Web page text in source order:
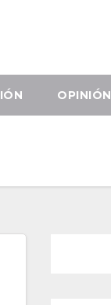
OPINIÓN